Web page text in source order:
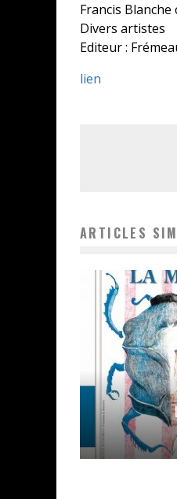
Francis
Divers artistes
Editeur :
lien
ARTICLES